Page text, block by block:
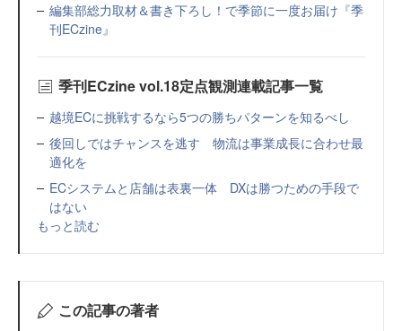
編集部総力取材＆書き下ろし！で季節に一度お届け『季
刊ECzine』
季刊ECzine vol.18定点観測連載記事一覧
越境ECに挑戦するなら5つの勝ちパターンを知るべし
後回しではチャンスを逃す 物流は事業成長に合わせ最
適化を
ECシステムと店舗は表裏一体 DXは勝つための手段で
はない
もっと読む
この記事の著者